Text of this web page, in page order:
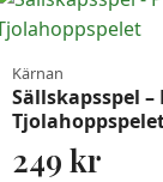
Kärnan
Sällskapsspel –
249kr